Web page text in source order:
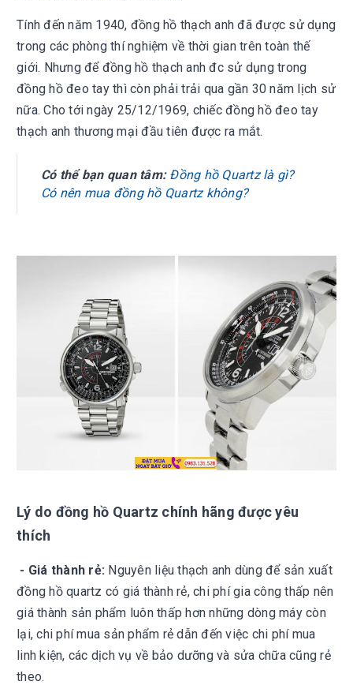
Tính đến năm 1940, đồng hồ thạch anh đã được sử dụng
trong các phòng thí nghiệm về thời gian trên toàn thế
giới. Nhưng để đồng hồ thạch anh đc sử dụng trong
đồng hồ đeo tay thì còn phải trải qua gần 30 năm lịch sử
nữa. Cho tới ngày 25/12/1969, chiếc đồng hồ đeo tay
thạch anh thương mại đầu tiên được ra mắt.
Có thể bạn quan tâm: Đồng hồ Quartz là gì?
Có nên mua đồng hồ Quartz không?
Lý do đồng hồ Quartz chính hãng được yêu
thích
- Giá thành rẻ: Nguyên liệu thạch anh dùng để sản xuất
đồng hồ quartz có giá thành rẻ, chi phí gia công thấp nên
giá thành sản phẩm luôn thấp hơn những dòng máy còn
lại, chi phí mua sản phẩm rẻ dẫn đến việc chi phí mua
linh kiện, các dịch vụ về bảo dưỡng và sửa chữa cũng rẻ
theo.